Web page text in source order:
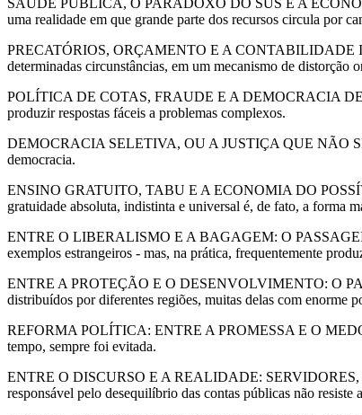
SAÚDE PÚBLICA, O PARADOXO DO SUS E A
uma realidade em que grande parte dos recursos circula por
PRECATÓRIOS, ORÇAMENTO E A CONTABILIDADE
determinadas circunstâncias, em um mecanismo de distorção
POLÍTICA DE COTAS, FRAUDE E A DEMOCRACIA DE
produzir respostas fáceis a problemas complexos.
DEMOCRACIA SELETIVA, OU A JUSTIÇA QUE NÃO SE
democracia.
ENSINO GRATUITO, TABU E A ECONOMIA DO
gratuidade absoluta, indistinta e universal é, de fato, a forma
ENTRE O LIBERALISMO E A BAGAGEM: O
exemplos estrangeiros - mas, na prática, frequentemente
ENTRE A PROTEÇÃO E O DESENVOLVIMENTO: O
distribuídos por diferentes regiões, muitas delas com enorme
REFORMA POLÍTICA: ENTRE A PROMESSA E O MEDO
tempo, sempre foi evitada.
ENTRE O DISCURSO E A REALIDADE: SERVIDORES,
responsável pelo desequilíbrio das contas públicas não resiste